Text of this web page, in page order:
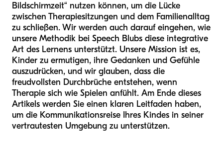
Bildschirmzeit“ nutzen können, um die Lücke
zwischen Therapiesitzungen und dem Familienalltag
zu schließen. Wir werden auch darauf eingehen, wie
unsere Methodik bei Speech Blubs diese integrative
Art des Lernens unterstützt. Unsere Mission ist es,
Kinder zu ermutigen, ihre Gedanken und Gefühle
auszudrücken, und wir glauben, dass die
freudvollsten Durchbrüche entstehen, wenn
Therapie sich wie Spielen anfühlt. Am Ende dieses
Artikels werden Sie einen klaren Leitfaden haben,
um die Kommunikationsreise Ihres Kindes in seiner
vertrautesten Umgebung zu unterstützen.